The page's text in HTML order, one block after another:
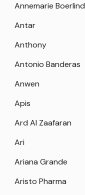
Annemarie Boerlind
Antar
Anthony
Antonio Banderas
Anwen
Apis
Ard Al Zaafaran
Ari
Ariana Grande
Aristo Pharma